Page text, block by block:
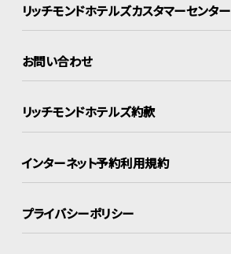
リッチモンドホテルズカスタマーセンター
お問い合わせ
リッチモンドホテルズ約款
インターネット予約利用規約
プライバシーポリシー